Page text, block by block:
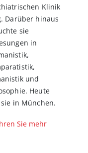
Klinik
Darüber hinaus
sie
in
und
Heute
in München.
Sie mehr